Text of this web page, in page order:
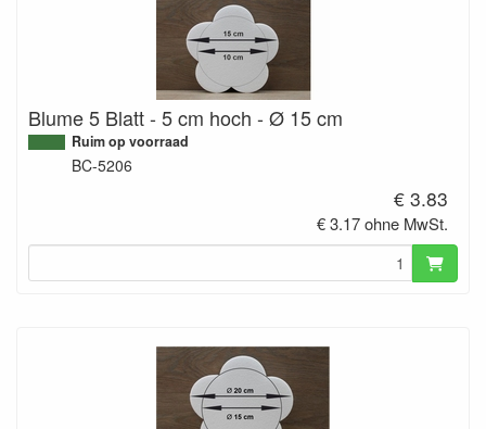
Blume 5 Blatt - 5 cm hoch - Ø 15 cm
Ruim op voorraad
BC-5206
€ 3.83
€ 3.17 ohne MwSt.